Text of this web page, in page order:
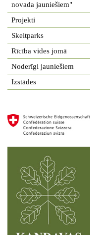
novada jauniešiem"
Projekti
Skeitparks
Rīcība vides jomā
Noderīgi jauniešiem
Izstādes